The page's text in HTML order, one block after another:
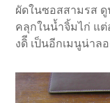
ผัดในซอสสามรส
คลุกในน้ำจิ้มไก่ แ
งดิี เป็นอีกเมนูน่าล